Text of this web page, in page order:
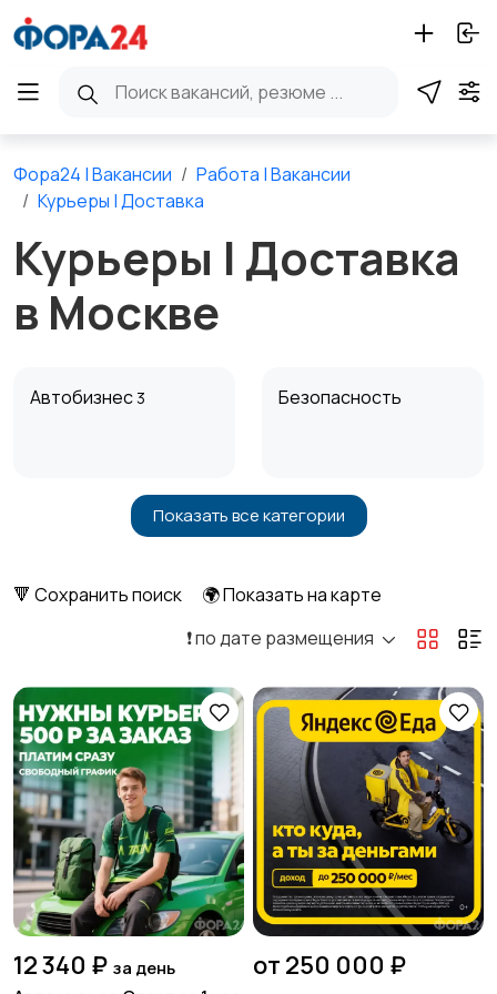
Фора24 | Вакансии
Работа | Вакансии
Курьеры | Доставка
Курьеры | Доставка
в Москве
Автобизнес 3 Безопасность
Бытовые услуги и
Высший менеджмент
Добыча сырья,
Домашний персонал Издательства и СМИ
Информационные
технологии
Искусство и
развлечения1
Показать все категории
🔻 Сохранить поиск
🌍 Показать на карте
❗️ по дате размещения
12 340 ₽ за день от 250 000 ₽